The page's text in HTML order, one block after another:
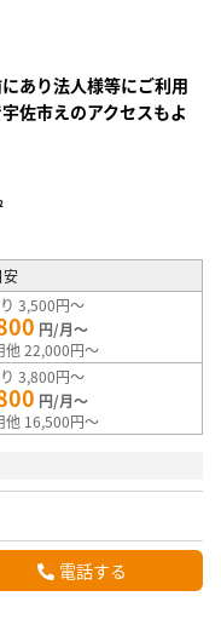
あり法人様等にご利用
佐市えのアクセスもよ
安
3,500円～
円/月～
他 22,000円～
3,800円～
円/月～
他 16,500円～
電話する